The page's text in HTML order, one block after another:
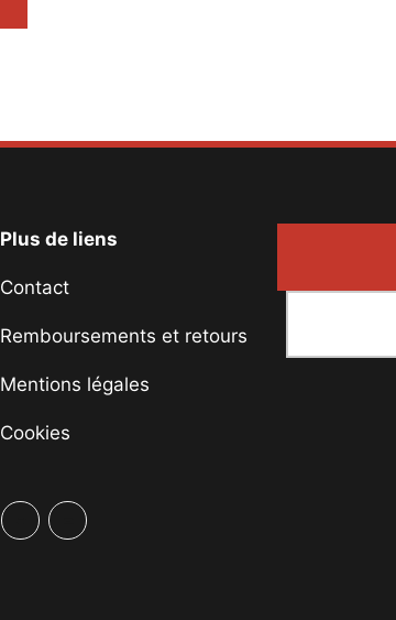
Plus de liens
Contact
Remboursements et retours
Mentions légales
Cookies